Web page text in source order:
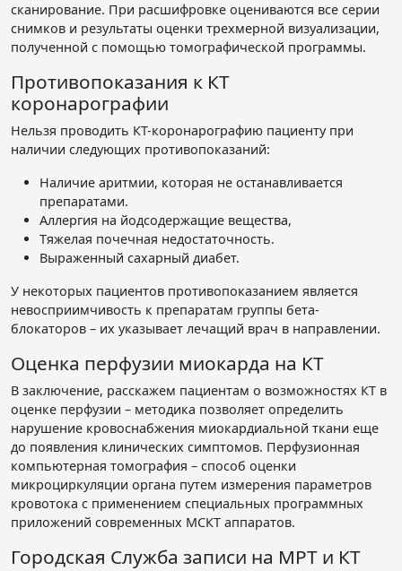
сканирование. При расшифровке оцениваются все серии
снимков и результаты оценки трехмерной визуализации,
полученной с помощью томографической программы.
Противопоказания к КТ
коронарографии
Нельзя проводить КТ-коронарографию пациенту при
наличии следующих противопоказаний:
Наличие аритмии, которая не останавливается
препаратами.
Аллергия на йодсодержащие вещества,
Тяжелая почечная недостаточность.
Выраженный сахарный диабет.
У некоторых пациентов противопоказанием является
невосприимчивость к препаратам группы бета-
блокаторов – их указывает лечащий врач в направлении.
Оценка перфузии миокарда на КТ
В заключение, расскажем пациентам о возможностях КТ в
оценке перфузии – методика позволяет определить
нарушение кровоснабжения миокардиальной ткани еще
до появления клинических симптомов. Перфузионная
компьютерная томография – способ оценки
микроциркуляции органа путем измерения параметров
кровотока с применением специальных программных
приложений современных МСКТ аппаратов.
Городская Служба записи на МРТ и КТ